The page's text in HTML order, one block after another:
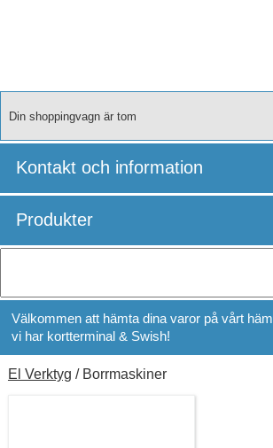
Din shoppingvagn är tom
Kontakt och information
Välkommen att hämta dina varor på vårt
vi har kortterminal & Swish!
Produkter
El Verktyg / Borrmaskiner